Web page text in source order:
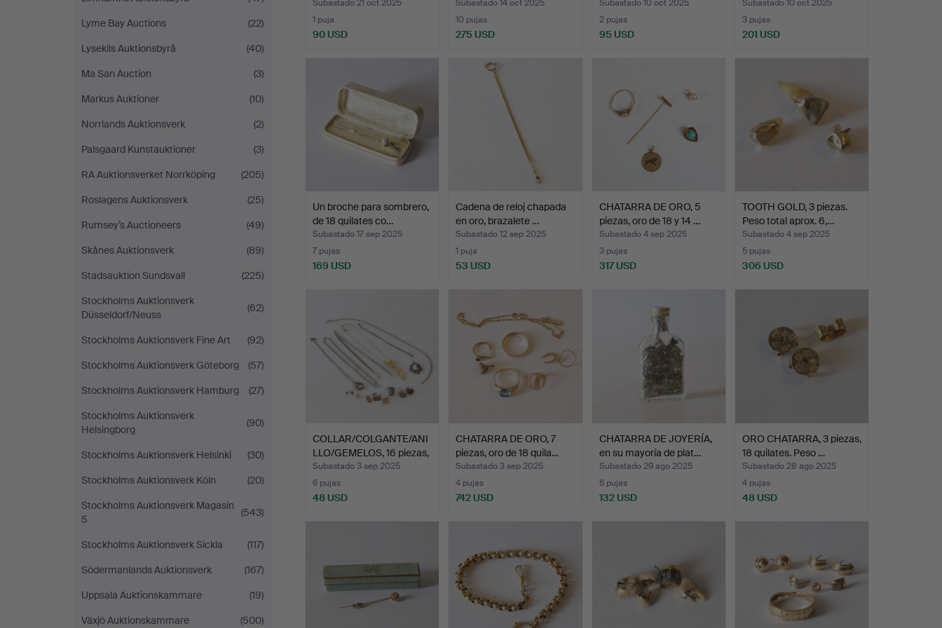
Lyme Bay Auctions
(22)
Lysekils Auktionsbyrå
(40)
Ma San Auction
(3)
Markus Auktioner
(10)
Norrlands Auktionsverk
(2)
Palsgaard Kunstauktioner
(3)
RA Auktionsverket Norrköping
(205)
Roslagens Auktionsverk
(25)
Rumsey’s Auctioneers
(49)
Skånes Auktionsverk
(89)
Stadsauktion Sundsvall
(225)
Stockholms Auktionsverk
Düsseldorf/Neuss
(62)
Stockholms Auktionsverk Fine Art
(92)
Stockholms Auktionsverk Göteborg
(57)
Stockholms Auktionsverk Hamburg
(27)
Stockholms Auktionsverk
Helsingborg
(90)
Stockholms Auktionsverk Helsinki
(30)
Stockholms Auktionsverk Köln
(20)
Stockholms Auktionsverk Magasin
5
(543)
Stockholms Auktionsverk Sickla
(117)
Södermanlands Auktionsverk
(167)
Uppsala Auktionskammare
(19)
Växjö Auktionskammare
(500)
18 quilate…
Subastado 21 oct 2025
1 puja
90 USD
Subastado 14 oct 2025
10 pujas
275 USD
Subastado 10 oct 2025
2 pujas
95 USD
Subastado 10 oct 2025
3 pujas
201 USD
Un broche para sombrero,
de 18 quilates co…
Subastado 17 sep 2025
7 pujas
169 USD
Cadena de reloj chapada
en oro, brazalete …
Subastado 12 sep 2025
1 puja
53 USD
CHATARRA DE ORO, 5
piezas, oro de 18 y 14 …
Subastado 4 sep 2025
3 pujas
317 USD
TOOTH GOLD, 3 piezas.
Peso total aprox. 6,…
Subastado 4 sep 2025
5 pujas
306 USD
COLLAR/COLGANTE/ANI
LLO/GEMELOS, 16 piezas,
…
Subastado 3 sep 2025
6 pujas
48 USD
CHATARRA DE ORO, 7
piezas, oro de 18 quila…
Subastado 3 sep 2025
4 pujas
742 USD
CHATARRA DE JOYERÍA,
en su mayoría de plat…
Subastado 29 ago 2025
6 pujas
132 USD
ORO CHATARRA, 3 piezas,
18 quilates. Peso …
Subastado 28 ago 2025
4 pujas
48 USD